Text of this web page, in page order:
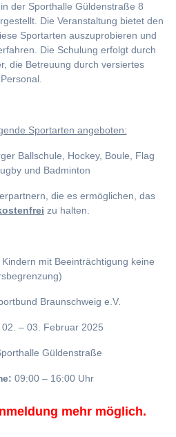
der Sporthalle Güldenstraße 8
Die Veranstaltung bietet den
Sportarten auszuprobieren und
Die Schulung erfolgt durch
die Betreuung durch versiertes
Personal.
Sportarten angeboten:
Ballschule, Hockey, Boule, Flag
und Badminton
die es ermöglichen, das
zu halten.
mit Beeinträchtigung keine
Braunschweig e.V.
02. – 03. Februar 2025
Güldenstraße
09:00 – 16:00 Uhr
mehr möglich.